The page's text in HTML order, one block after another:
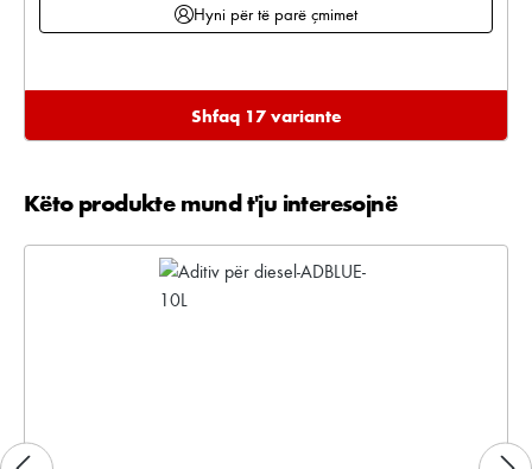
Hyni për të parë çmimet
Shfaq 17 variante
Kalo galerinë e produktit
Këto produkte mund t'ju interesojnë